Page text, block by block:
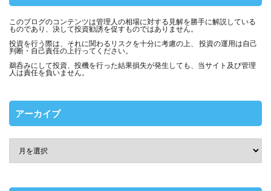
このブログのコンテンツは管理人の相場に対する見解を勝手に解説している
ものであり、決して投資勧誘を促すものではありません。
投資を行う際は、それに関わるリスクを十分に考慮の上、 投資の運用は自己
判断・自己責任の上行ってください。
鵜呑みにして投資、投機を行った結果損失が発生しても、当サイト及び管理
人は責任を負いません。
アーカイブ